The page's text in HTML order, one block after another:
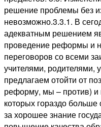
решение проблемы без
невозможно.3.3.1. В
адекватным решением
проведение реформы и
переговоров со всеми
учителями, родителями,
предлагаем отойти от
реформу, мы – против) и
которых гораздо
за хорошее знание